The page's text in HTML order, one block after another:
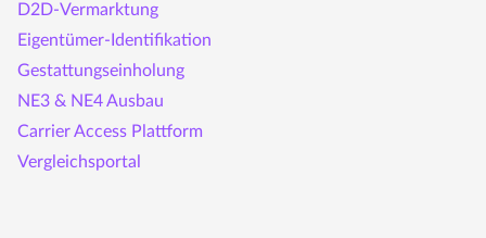
D2D-Vermarktung
Eigentümer-Identifikation
Gestattungseinholung
NE3 & NE4 Ausbau
Carrier Access Plattform
Vergleichsportal